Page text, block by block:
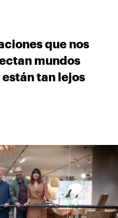
que nos
mundos
tan lejos